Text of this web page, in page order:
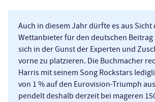
Auch in diesem Jahr dürfte es aus Sicht
Wettanbieter für den deutschen Beitrag
sich in der Gunst der Experten und
vorne zu platzieren. Die Buchmacher
Harris mit seinem Song Rockstars
von 1 % auf den Eurovision-Triumph
pendelt deshalb derzeit bei mageren